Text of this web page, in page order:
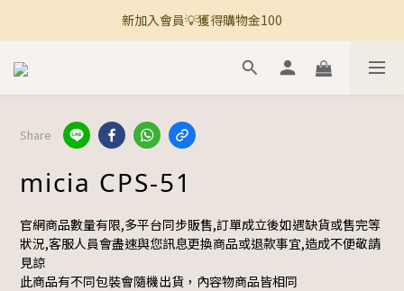
🚚 全館滿800免運 🚚
新加入會員💡獲得購物金100
🚚 全館滿800免運 🚚
Share
micia CPS-51
官網商品數量有限,多平台同步販售,訂單成立後如遇缺貨或售完等
狀況,客服人員會盡速與您訊息更換商品或退款事宜,造成不便敬請
見諒
此商品有不同包裝會隨機出貨，內容物商品皆相同